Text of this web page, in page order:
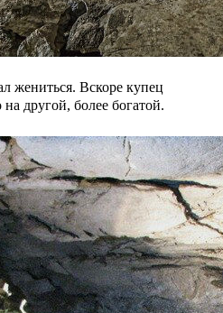
жениться. Вскоре купец
другой, более богатой.